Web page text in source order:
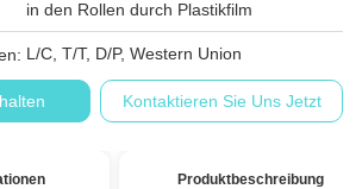
in den Rollen durch Plastikfilm
L/C, T/T, D/P, Western Union
Kontaktieren Sie Uns Jetzt
Produktbeschreibung